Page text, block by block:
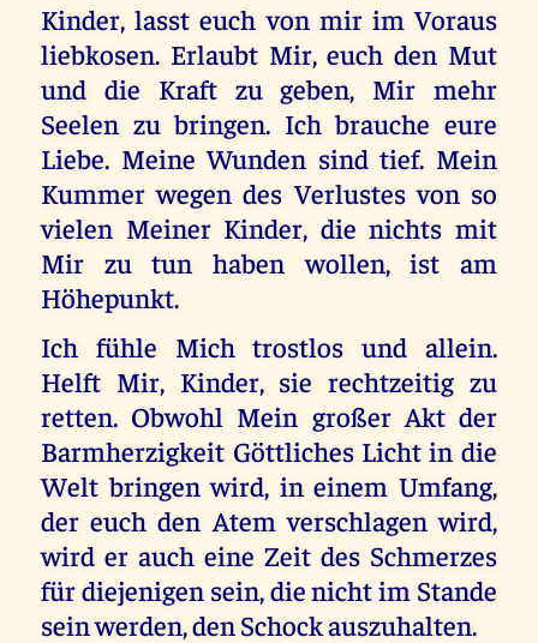
Kinder, lasst euch von mir im Voraus
liebkosen. Erlaubt Mir, euch den Mut
und die Kraft zu geben, Mir mehr
Seelen zu bringen. Ich brauche eure
Liebe. Meine Wunden sind tief. Mein
Kummer wegen des Verlustes von so
vielen Meiner Kinder, die nichts mit
Mir zu tun haben wollen, ist am
Höhepunkt.
Ich fühle Mich trostlos und allein.
Helft Mir, Kinder, sie rechtzeitig zu
retten. Obwohl Mein großer Akt der
Barmherzigkeit Göttliches Licht in die
Welt bringen wird, in einem Umfang,
der euch den Atem verschlagen wird,
wird er auch eine Zeit des Schmerzes
für diejenigen sein, die nicht im Stande
sein werden, den Schock auszuhalten.